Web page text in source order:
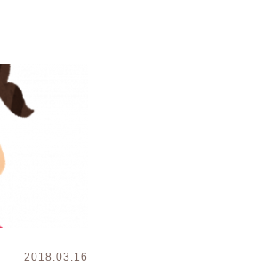
2018.03.16